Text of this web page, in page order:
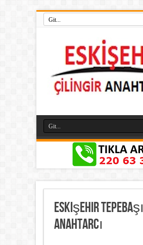
Eskişehir Tepebaşı
Anahtarcı